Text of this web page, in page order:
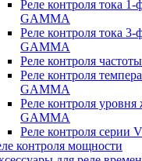
Реле контроля тока 1-
GAMMA
Реле контроля тока 3-
GAMMA
Реле контроля
Реле контроля
GAMMA
Реле контроля
GAMMA
Реле контроля серии
контроля мощности